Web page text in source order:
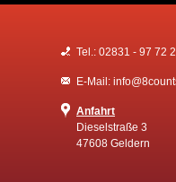
Tel.: 02831 - 97 72
E-Mail:
Anfahrt
Dieselstraße 3
47608 Geldern